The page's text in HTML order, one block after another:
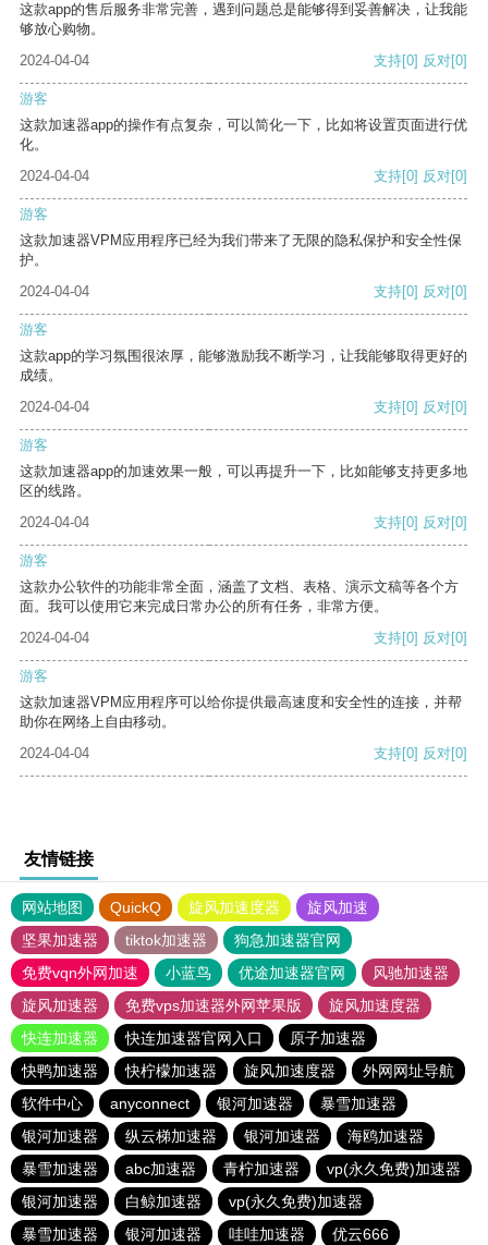
这款app的售后服务非常完善，遇到问题总是能够得到妥善解决，让我能
够放心购物。
2024-04-04
支持[0] 反对[0]
游客
这款加速器app的操作有点复杂，可以简化一下，比如将设置页面进行优
化。
2024-04-04
支持[0] 反对[0]
游客
这款加速器VPM应用程序已经为我们带来了无限的隐私保护和安全性保
护。
2024-04-04
支持[0] 反对[0]
游客
这款app的学习氛围很浓厚，能够激励我不断学习，让我能够取得更好的
成绩。
2024-04-04
支持[0] 反对[0]
游客
这款加速器app的加速效果一般，可以再提升一下，比如能够支持更多地
区的线路。
2024-04-04
支持[0] 反对[0]
游客
这款办公软件的功能非常全面，涵盖了文档、表格、演示文稿等各个方
面。我可以使用它来完成日常办公的所有任务，非常方便。
2024-04-04
支持[0] 反对[0]
游客
这款加速器VPM应用程序可以给你提供最高速度和安全性的连接，并帮
助你在网络上自由移动。
2024-04-04
支持[0] 反对[0]
友情链接
网站地图 QuickQ 旋风加速度器
旋风加速
坚果加速器
tiktok加速器
狗急加速器官网
免费vqn外网加速
小蓝鸟 优途加速器官网
风驰加速器
旋风加速器
免费vps加速器外网苹果版
旋风加速度器
快连加速器
快连加速器官网入口
原子加速器
快鸭加速器
快柠檬加速器 旋风加速度器
外网网址导航
软件中心
anyconnect 银河加速器
暴雪加速器
银河加速器
纵云梯加速器 银河加速器
海鸥加速器
暴雪加速器
abc加速器 青柠加速器
vp(永久免费)加速器
银河加速器
白鲸加速器
vp(永久免费)加速器
暴雪加速器
银河加速器 哇哇加速器 优云666